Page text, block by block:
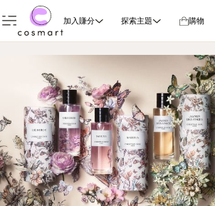
加入賺分 探索主題 購物